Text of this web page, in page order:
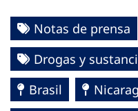
Notas de prensa
Drogas y
Brasil